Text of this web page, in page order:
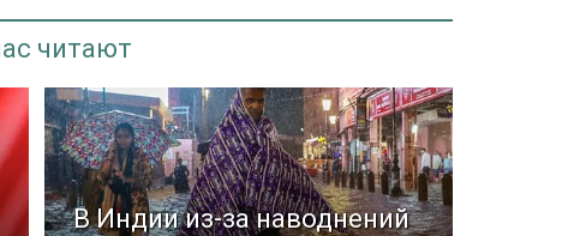
читают
В Индии из-за наводнений